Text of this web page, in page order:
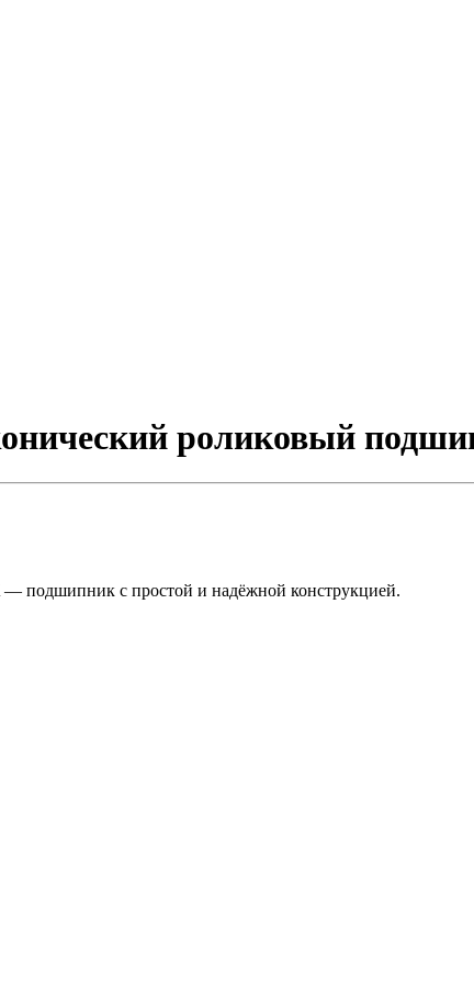
роликовый
— подшипник с простой и надёжной конструкцией.